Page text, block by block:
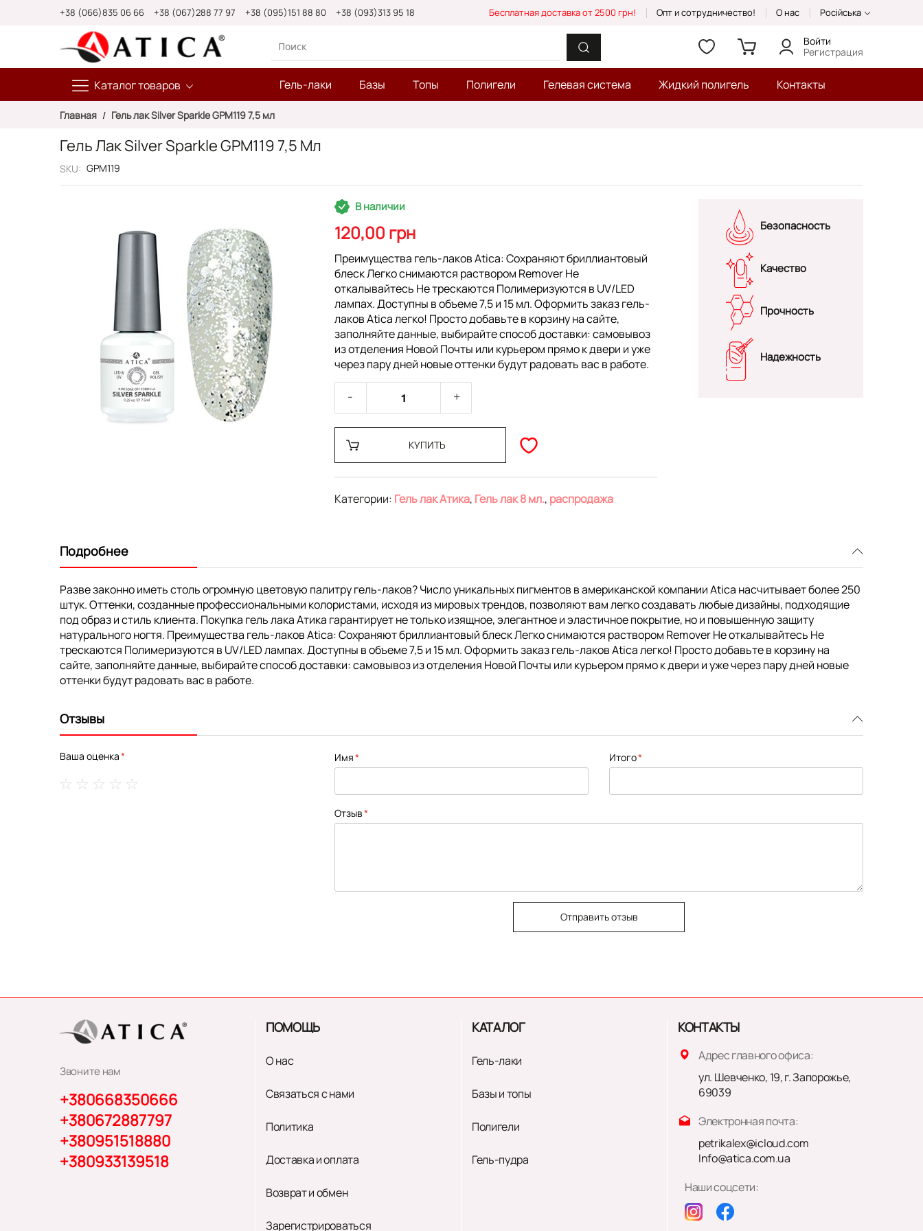
+38 (066)835 06 66 +38 (067)288 77 97 +38 (095)151 88 80 +38 (093)313 95 18 Бесплатная доставка от 2500 грн! Опт и сотрудничество! О нас Російська
Каталог товаров
Войти
Регистрация
Гель-лаки Базы Топы Полигели Гелевая система Жидкий полигель Контакты
Главная Гель лак Silver Sparkle GPM119 7,5 мл
Гель Лак Silver Sparkle GPM119 7,5 Мл
SKU GPM119
изображений
В наличии
120,00 грн
Преимущества гель-лаков Atica: Сохраняют бриллиантовый
блеск Легко снимаются раствором Remover Не
откалывайтесь Не трескаются Полимеризуются в UV/LED
лампах. Доступны в объеме 7,5 и 15 мл. Оформить заказ гель-
лаков Atica легко! Просто добавьте в корзину на сайте,
заполняйте данные, выбирайте способ доставки: самовывоз
из отделения Новой Почты или курьером прямо к двери и уже
через пару дней новые оттенки будут радовать вас в работе.
КУПИТЬ
Категории: Гель лак Атика, Гель лак 8 мл., распродажа
Безопасность
Качество
Прочность
Надежность
Подробнее
Разве законно иметь столь огромную цветовую палитру гель-лаков? Число уникальных пигментов в американской компании Atica насчитывает более 250
штук. Оттенки, созданные профессиональными колористами, исходя из мировых трендов, позволяют вам легко создавать любые дизайны, подходящие
под образ и стиль клиента. Покупка гель лака Атика гарантирует не только изящное, элегантное и эластичное покрытие, но и повышенную защиту
натурального ногтя. Преимущества гель-лаков Atica: Сохраняют бриллиантовый блеск Легко снимаются раствором Remover Не откалывайтесь Не
трескаются Полимеризуются в UV/LED лампах. Доступны в объеме 7,5 и 15 мл. Оформить заказ гель-лаков Atica легко! Просто добавьте в корзину на
сайте, заполняйте данные, выбирайте способ доставки: самовывоз из отделения Новой Почты или курьером прямо к двери и уже через пару дней новые
оттенки будут радовать вас в работе.
Отзывы
Ваша оценка Имя Итого
Отзыв
Отправить отзыв
Звоните нам
+380668350666
+380672887797
+380951518880
+380933139518
ПОМОЩЬ
О нас
Связаться с нами
Политика
Доставка и оплата
Возврат и обмен
Зарегистрироваться
КАТАЛОГ
Гель-лаки
Базы и топы
Полигели
Гель-пудра
КОНТАКТЫ
Адрес главного офиса:
ул. Шевченко, 19, г. Запорожье,
69039
Электронная почта:
petrikalex@icloud.com
Info@atica.com.ua
Наши соцсети: